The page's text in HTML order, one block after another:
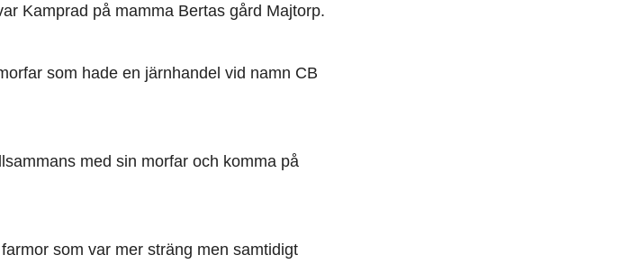
Kamprad på mamma Bertas gård Majtorp.
som hade en järnhandel vid namn CB
med sin morfar och komma på
som var mer sträng men samtidigt